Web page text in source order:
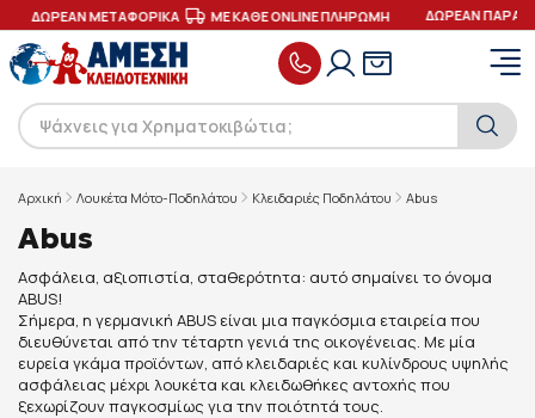
ΔΩΡΕΑΝ ΜΕΤΑΦΟΡΙΚΑ ΜΕ ΚΑΘΕ ONLINE ΠΛΗΡΩΜΗ ΔΩΡΕΑΝ
Αρχική Λουκέτα Μότο-Ποδηλάτου Κλειδαριές Ποδηλάτου Abus
Abus
Ασφάλεια, αξιοπιστία, σταθερότητα: αυτό σημαίνει το όνομα
ABUS!
Σήμερα, η γερμανική ABUS είναι μια παγκόσμια εταιρεία που
διευθύνεται από την τέταρτη γενιά της οικογένειας. Με μία
ευρεία γκάμα προϊόντων, από κλειδαριές και κυλίνδρους υψηλής
ασφάλειας μέχρι λουκέτα και κλειδωθήκες αντοχής που
ξεχωρίζουν παγκοσμίως για την ποιότητά τους.